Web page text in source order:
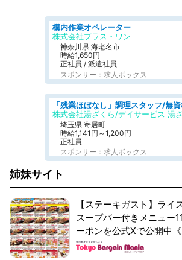
構内作業オペレーター
株式会社プラス・ワン
神奈川県 海老名市
時給1,650円
正社員 / 派遣社員
スポンサー：求人ボックス
埼玉県 寄居町
時給1,141円～1,200円
正社員
スポンサー：求人ボックス
姉妹サイト
【ステーキガスト】ライ
スープバー付きメニュー
ーポンを公式Xで公開中